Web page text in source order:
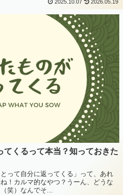
2025.10.07 2026.05.19
てくるって本当？知っておきた
って自分に返ってくる」って、あれ
！カルマ的なやつ？うーん、どうな
笑）なんでそ...